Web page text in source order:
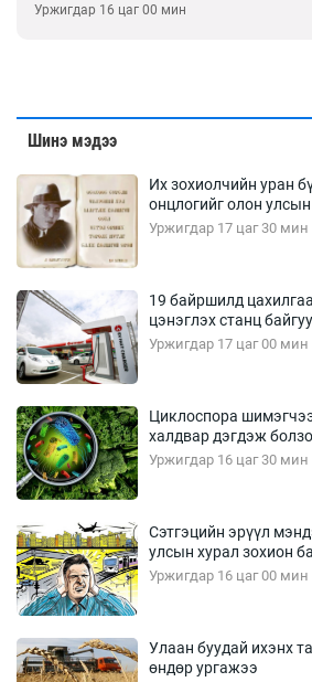
Уржигдар 16 цаг 00 мин
Шинэ мэдээ
Их зохиолчийн уран
онцлогийг олон
Уржигдар 17 цаг 30 мин
19 байршилд
цэнэглэх станц
Уржигдар 17 цаг 00 мин
Циклоспора
халдвар дэгдэж
Уржигдар 16 цаг 30 мин
Сэтгэцийн эрүүл
улсын хурал зохион
Уржигдар 16 цаг 00 мин
Улаан буудай ихэнх
өндөр ургажээ